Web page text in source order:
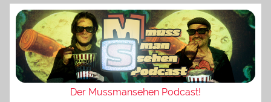
Der Mussmansehen Podcast!